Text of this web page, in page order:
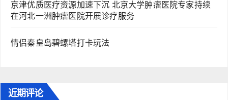
京津优质医疗资源加速下沉 北京大学肿瘤医院专家持续
在河北一洲肿瘤医院开展诊疗服务
情侣秦皇岛碧螺塔打卡玩法
近期评论